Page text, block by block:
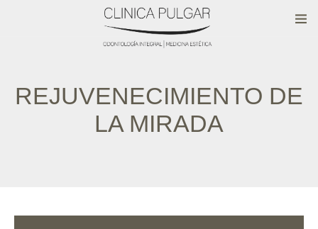
REJUVENECIMIENTO DE
LA MIRADA